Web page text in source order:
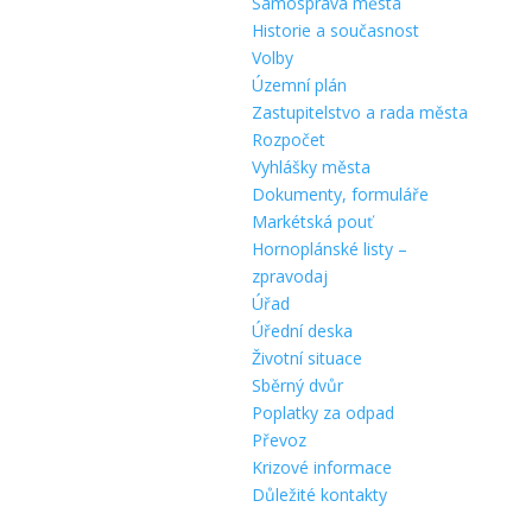
Historie a současnost
Volby
Územní plán
Zastupitelstvo a rada města
Rozpočet
Vyhlášky města
Dokumenty, formuláře
Markétská pouť
Hornoplánské listy –
zpravodaj
Úřad
Úřední deska
Životní situace
Sběrný dvůr
Poplatky za odpad
Převoz
Krizové informace
Důležité kontakty